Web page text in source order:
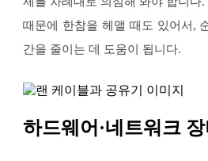
때문에 한참을 헤맬 때도 있어서,
간을 줄이는 데 도움이 됩니다.
하드웨어·네트워크